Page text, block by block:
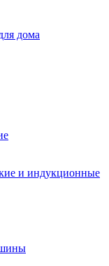
дома
и индукционные